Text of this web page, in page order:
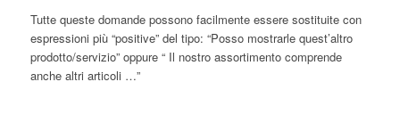
Tutte queste domande possono facilmente essere sostituite con
espressioni più “positive” del tipo: “Posso mostrarle quest’altro
prodotto/servizio” oppure “ Il nostro assortimento comprende
anche altri articoli …”